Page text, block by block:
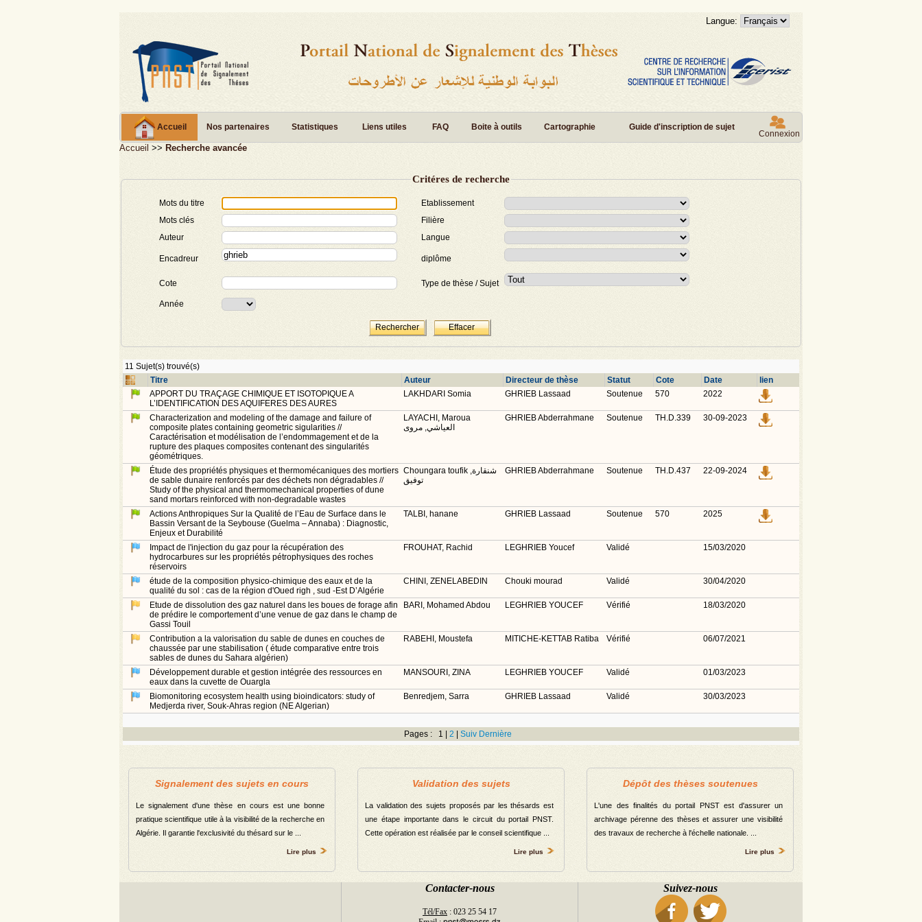
Langue:
Accueil Nos partenaires Statistiques Liens utiles FAQ Boite à outils Cartographie Guide d'inscription de sujet
Connexion
Accueil >> Recherche avancée
Critéres de recherche
Mots du titre
Etablissement
Mots clés
Filière
Auteur
Langue
Encadreur diplôme
Cote Type de thèse / Sujet
Année
11 Sujet(s) trouvé(s)
Titre
Auteur Directeur de thèse Statut Cote Date
lien
APPORT DU TRAÇAGE CHIMIQUE ET ISOTOPIQUE A
L’IDENTIFICATION DES AQUIFERES DES AURES
LAKHDARI Somia GHRIEB Lassaad Soutenue 570 2022
Characterization and modeling of the damage and failure of
composite plates containing geometric sigularities //
Caractérisation et modélisation de l’endommagement et de la
rupture des plaques composites contenant des singularités
géométriques.
LAYACHI, Maroua
العياشي, مروى
GHRIEB Abderrahmane Soutenue TH.D.339 30-09-2023
Étude des propriétés physiques et thermomécaniques des mortiers
de sable dunaire renforcés par des déchets non dégradables //
Study of the physical and thermomechanical properties of dune
sand mortars reinforced with non‐degradable wastes
Choungara toufik شنقارة,
توفيق
GHRIEB Abderrahmane Soutenue TH.D.437 22-09-2024
Actions Anthropiques Sur la Qualité de l’Eau de Surface dans le
Bassin Versant de la Seybouse (Guelma – Annaba) : Diagnostic,
Enjeux et Durabilité
TALBI, hanane GHRIEB Lassaad Soutenue 570 2025
Impact de l'injection du gaz pour la récupération des
hydrocarbures sur les propriétés pétrophysiques des roches
réservoirs
FROUHAT, Rachid LEGHRIEB Youcef Validé 15/03/2020
étude de la composition physico-chimique des eaux et de la
qualité du sol : cas de la région d'Oued righ , sud -Est D’Algérie
CHINI, ZENELABEDIN Chouki mourad Validé 30/04/2020
Etude de dissolution des gaz naturel dans les boues de forage afin
de prédire le comportement d’une venue de gaz dans le champ de
Gassi Touil
BARI, Mohamed Abdou LEGHRIEB YOUCEF Vérifié 18/03/2020
Contribution a la valorisation du sable de dunes en couches de
chaussée par une stabilisation ( étude comparative entre trois
sables de dunes du Sahara algérien)
RABEHI, Moustefa MITICHE-KETTAB Ratiba Vérifié 06/07/2021
Développement durable et gestion intégrée des ressources en
eaux dans la cuvette de Ouargla
MANSOURI, ZINA LEGHRIEB YOUCEF Validé 01/03/2023
Biomonitoring ecosystem health using bioindicators: study of
Medjerda river, Souk-Ahras region (NE Algerian)
Benredjem, Sarra GHRIEB Lassaad Validé 30/03/2023
Pages : 1 | 2 Suiv Dernière
Signalement des sujets en cours
Le signalement d'une thèse en cours est une bonne
pratique scientifique utile à la visibilité de la recherche en
Algérie. Il garantie l'exclusivité du thésard sur le ...
Lire plus
Validation des sujets
La validation des sujets proposés par les thésards est
une étape importante dans le circuit du portail PNST.
Cette opération est réalisée par le conseil scientifique ...
Lire plus
Dépôt des thèses soutenues
L'une des finalités du portail PNST est d'assurer un
archivage pérenne des thèses et assurer une visibilité
des travaux de recherche à l'échelle nationale. ...
Lire plus
Contacter-nous
Tél/Fax : 023 25 54 17
Suivez-nous